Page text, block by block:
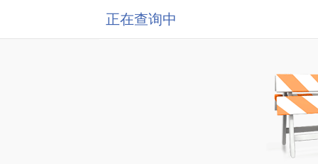
正在查询中